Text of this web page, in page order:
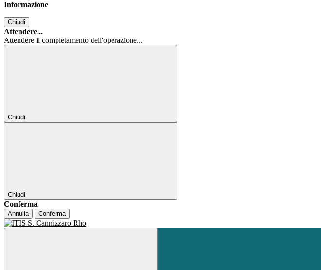
Informazione
Chiudi
Attendere...
Attendere il completamento dell'operazione...
Chiudi
Chiudi
Conferma
Annulla Conferma